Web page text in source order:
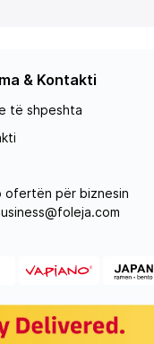
& Kontakti
të shpeshta
ofertën për biznesin